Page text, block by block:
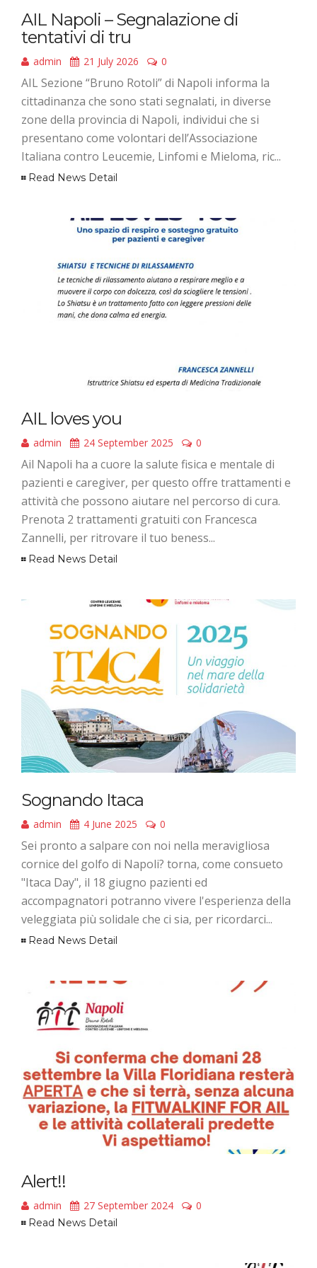
AIL Napoli – Segnalazione di
tentativi di tru
admin 21 July 2026 0
AIL Sezione “Bruno Rotoli” di Napoli informa la
cittadinanza che sono stati segnalati, in diverse
zone della provincia di Napoli, individui che si
presentano come volontari dell’Associazione
Italiana contro Leucemie, Linfomi e Mieloma, ric...
Read News Detail
AIL loves you
admin 24 September 2025 0
Ail Napoli ha a cuore la salute fisica e mentale di
pazienti e caregiver, per questo offre trattamenti e
attività che possono aiutare nel percorso di cura.
Prenota 2 trattamenti gratuiti con Francesca
Zannelli, per ritrovare il tuo beness...
Read News Detail
Sognando Itaca
admin 4 June 2025 0
Sei pronto a salpare con noi nella meravigliosa
cornice del golfo di Napoli? torna, come consueto
"Itaca Day", il 18 giugno pazienti ed
accompagnatori potranno vivere l'esperienza della
veleggiata più solidale che ci sia, per ricordarci...
Read News Detail
Alert!!
admin 27 September 2024 0
Read News Detail